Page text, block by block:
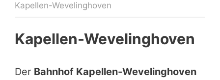
Kapellen-Wevelinghoven
Kapellen-Wevelinghoven
Der Bahnhof Kapellen-Wevelinghoven